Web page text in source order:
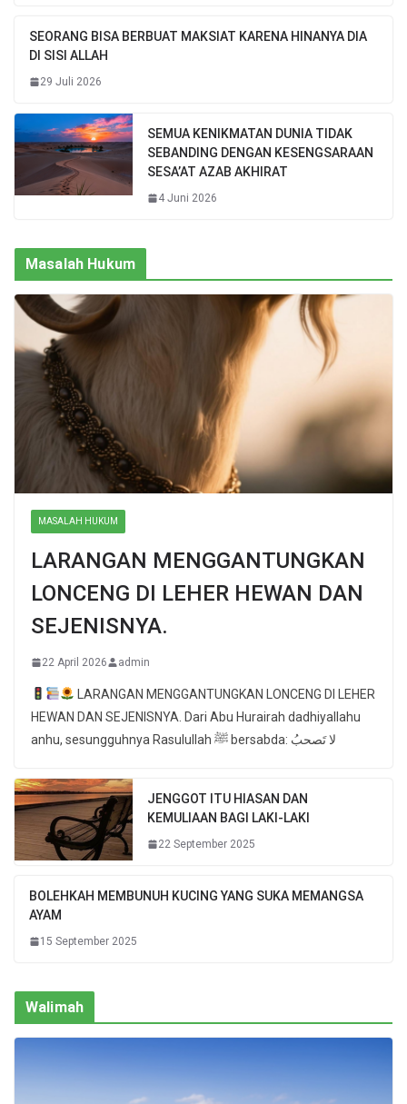
SEORANG BISA BERBUAT MAKSIAT KARENA HINANYA DIA
DI SISI ALLAH
29 Juli 2026
SEMUA KENIKMATAN DUNIA TIDAK
SEBANDING DENGAN KESENGSARAAN
SESA’AT AZAB AKHIRAT
4 Juni 2026
Masalah Hukum
MASALAH HUKUM
LARANGAN MENGGANTUNGKAN
LONCENG DI LEHER HEWAN DAN
SEJENISNYA.
22 April 2026 admin
LARANGAN MENGGANTUNGKAN LONCENG DI LEHER
HEWAN DAN SEJENISNYA. Dari Abu Hurairah dadhiyallahu
anhu, sesungguhnya Rasulullah ﷺ bersabda: لا تَصحبُ
JENGGOT ITU HIASAN DAN
KEMULIAAN BAGI LAKI-LAKI
22 September 2025
BOLEHKAH MEMBUNUH KUCING YANG SUKA MEMANGSA
AYAM
15 September 2025
Walimah